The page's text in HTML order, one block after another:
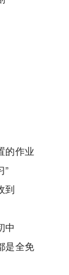
的作业
”
到
中
是全免